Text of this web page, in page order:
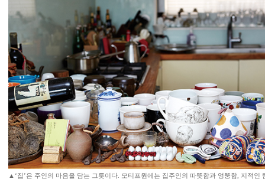
▲‘집’은 주인의 마음을 담는 그릇이다. 모티프원에는 집주인의 따뜻함과 엉뚱함, 지적인